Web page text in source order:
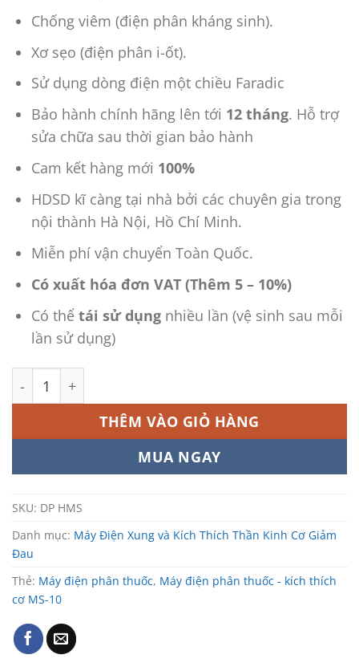
Chống viêm (điện phân kháng sinh).
Xơ sẹo (điện phân i-ốt).
Sử dụng dòng điện một chiều Faradic
Bảo hành chính hãng lên tới 12 tháng. Hỗ trợ
sửa chữa sau thời gian bảo hành
Cam kết hàng mới 100%
HDSD kĩ càng tại nhà bởi các chuyên gia trong
nội thành Hà Nội, Hồ Chí Minh.
Miễn phí vận chuyển Toàn Quốc.
Có xuất hóa đơn VAT (Thêm 5 – 10%)
Có thể tái sử dụngnhiều lần (vệ sinh sau mỗi
lần sử dụng)
Máy điện phân thuốc - kích thích cơ MS-10 số lượng
THÊM VÀO GIỎ HÀNG
MUA NGAY
SKU: DP HMS
Danh mục: Máy Điện Xung và Kích Thích Thần Kinh Cơ Giảm
Đau
Thẻ: Máy điện phân thuốc, Máy điện phân thuốc - kích thích
cơ MS-10